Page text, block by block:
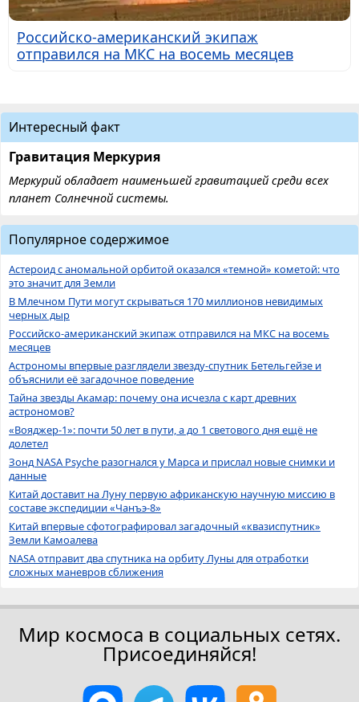
Российско-американский экипаж
отправился на МКС на восемь месяцев
Интересный факт
Гравитация Меркурия
Меркурий обладает наименьшей гравитацией среди всех
планет Солнечной системы.
Популярное содержимое
Астероид с аномальной орбитой оказался «темной» кометой: что
это значит для Земли
В Млечном Пути могут скрываться 170 миллионов невидимых
черных дыр
Российско-американский экипаж отправился на МКС на восемь
месяцев
Астрономы впервые разглядели звезду-спутник Бетельгейзе и
объяснили её загадочное поведение
Тайна звезды Акамар: почему она исчезла с карт древних
астрономов?
«Вояджер-1»: почти 50 лет в пути, а до 1 светового дня ещё не
долетел
Зонд NASA Psyche разогнался у Марса и прислал новые снимки и
данные
Китай доставит на Луну первую африканскую научную миссию в
составе экспедиции «Чанъэ-8»
Китай впервые сфотографировал загадочный «квазиспутник»
Земли Камоалева
NASA отправит два спутника на орбиту Луны для отработки
сложных маневров сближения
Мир космоса в социальных сетях.
Присоединяйся!